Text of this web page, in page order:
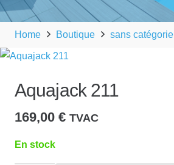
Home Boutique sans catégorie
Aquajack 211
169,00 € TVAC
En stock